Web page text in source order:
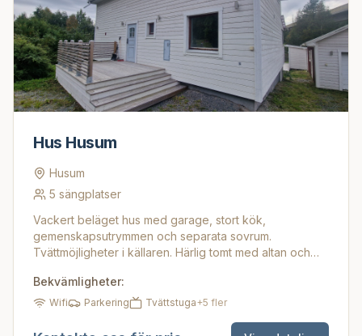
Hus Husum
Husum
5 sängplatser
Vackert beläget hus med garage, stort kök,
gemenskapsutrymmen och separata sovrum.
Tvättmöjligheter i källaren. Härlig tomt med altan och
Bekvämligheter:
Wifi Parkering Tvättstuga+5 fler